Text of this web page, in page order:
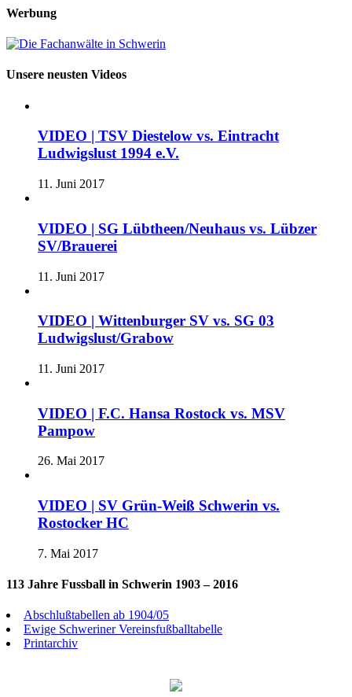
Werbung
Unsere neusten Videos
VIDEO | TSV Diestelow vs. Eintracht
Ludwigslust 1994 e.V.
11. Juni 2017
VIDEO | SG Lübtheen/Neuhaus vs. Lübzer
SV/Brauerei
11. Juni 2017
VIDEO | Wittenburger SV vs. SG 03
Ludwigslust/Grabow
11. Juni 2017
VIDEO | F.C. Hansa Rostock vs. MSV
Pampow
26. Mai 2017
VIDEO | SV Grün-Weiß Schwerin vs.
Rostocker HC
7. Mai 2017
113 Jahre Fussball in Schwerin 1903 – 2016
Abschlußtabellen ab 1904/05
Ewige Schweriner Vereinsfußballtabelle
Printarchiv